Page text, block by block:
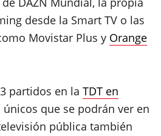
desde la Smart TV o las
Movistar Plus y Orange
partidos en la TDT en
que se podrán ver en
pública también